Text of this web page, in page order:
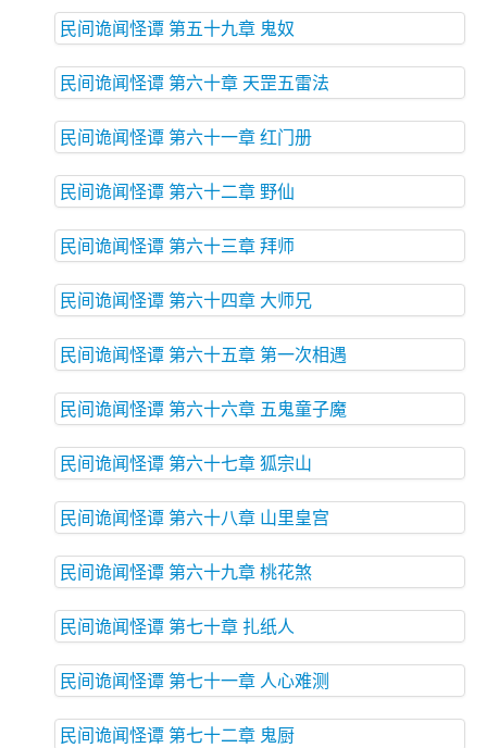
民间诡闻怪谭 第五十九章 鬼奴
民间诡闻怪谭 第六十章 天罡五雷法
民间诡闻怪谭 第六十一章 红门册
民间诡闻怪谭 第六十二章 野仙
民间诡闻怪谭 第六十三章 拜师
民间诡闻怪谭 第六十四章 大师兄
民间诡闻怪谭 第六十五章 第一次相遇
民间诡闻怪谭 第六十六章 五鬼童子魔
民间诡闻怪谭 第六十七章 狐宗山
民间诡闻怪谭 第六十八章 山里皇宫
民间诡闻怪谭 第六十九章 桃花煞
民间诡闻怪谭 第七十章 扎纸人
民间诡闻怪谭 第七十一章 人心难测
民间诡闻怪谭 第七十二章 鬼厨